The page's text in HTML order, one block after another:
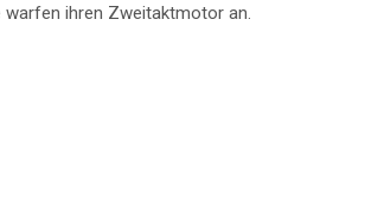
ihren Zweitaktmotor an.